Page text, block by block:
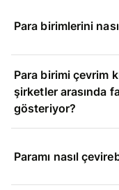
Para birimlerini
Para birimi çevrim
şirketler arasında
gösteriyor?
Paramı nasıl